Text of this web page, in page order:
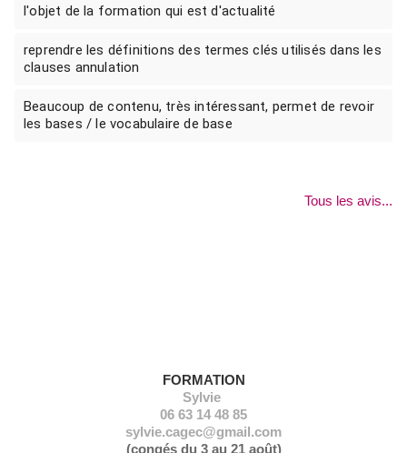
l'objet de la formation qui est d'actualité
reprendre les définitions des termes clés utilisés dans les
clauses annulation
Beaucoup de contenu, très intéressant, permet de revoir
les bases / le vocabulaire de base
Tous les avis...
FORMATION
Sylvie
06 63 14 48 85
sylvie.cagec@gmail.com
(congés du 3 au 21 août)